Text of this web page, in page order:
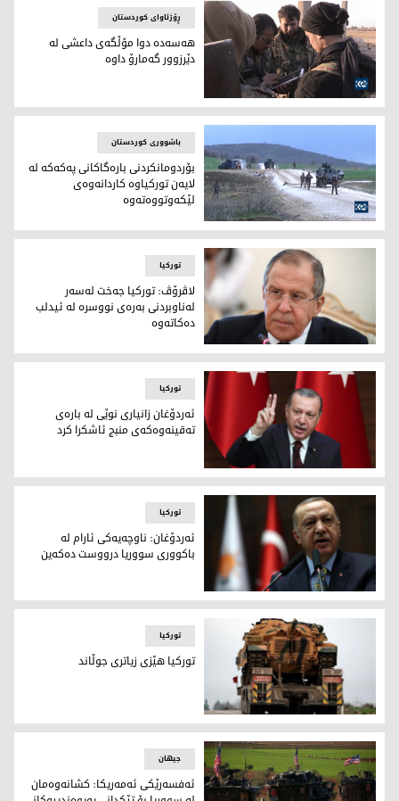
هه‌سه‌ده‌ دوا مۆڵگه‌ى داعشى له‌ دێرزوور گه‌مارۆ داوه‌
ڕۆژئاوای کوردستان
هه‌سه‌ده‌ دوا مۆڵگه‌ى داعشى له‌
دێرزوور گه‌مارۆ داوه‌
بۆردومانكردنى باره‌گاكانى په‌كه‌كه‌ له‌ لايه‌ن توركياوه‌
باشووری کوردستان
بۆردومانكردنى باره‌گاكانى په‌كه‌كه‌ له‌
لايه‌ن توركياوه‌ كاردانه‌وه‌ى
لێكه‌وتووه‌ته‌وه‌
لاڤرۆڤ: توركيا جه‌خت له‌سه‌ر له‌ناوبردنى به‌ره‌ى نووسره‌ له‌
تورکیا
لاڤرۆڤ: توركيا جه‌خت له‌سه‌ر
له‌ناوبردنى به‌ره‌ى نووسره‌ له‌ ئيدلب
ده‌كاته‌وه‌
ئه‌ردۆغان زانيارى نوێى له‌ باره‌ى ته‌قينه‌وه‌كه‌ى منبج ئاشكرا كرد
تورکیا
ئه‌ردۆغان زانيارى نوێى له‌ باره‌ى
ته‌قينه‌وه‌كه‌ى منبج ئاشكرا كرد
ئه‌ردۆغان: ناوچه‌يه‌كى ئارام له‌ باكوورى سووريا درووست
تورکیا
ئه‌ردۆغان: ناوچه‌يه‌كى ئارام له‌
باكوورى سووريا درووست ده‌كه‌ين
توركيا هێزى زياترى جوڵاند
تورکیا
توركيا هێزى زياترى جوڵاند
جیهان
ئه‌فسه‌رێكى ئه‌مه‌ريكا: كشانه‌وه‌مان